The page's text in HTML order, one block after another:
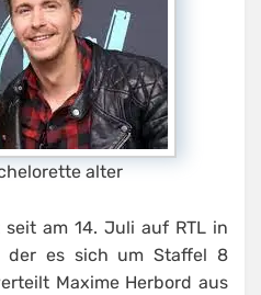
alter
seit am 14. Juli auf RTL in
der es sich um Staffel 8
Maxime Herbord aus